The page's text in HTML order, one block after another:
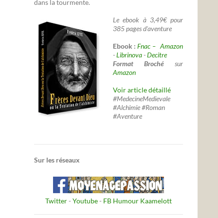
dans la tourmente.
Le ebook à 3,49€ pour
385 pages d'aventure
Ebook :Fnac – Amazon
-Librinova-Decitre
Format Broché sur
Amazon
Voir article détaillé
#MedecineMedievale
#Alchimie #Roman
#Aventure
Sur les réseaux
Twitter- Youtube- FB Humour Kaamelott